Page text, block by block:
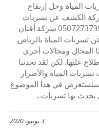
المياة وحل إرتفاع
الكشف عن تسربات
المياة بالرياض 0507273739 شركة أفنان
المياة بالرياض
ومجالات أخرى
عليها. لكن لقد تحدثنا
المياة والأضرار
سنستعرض في هذا الموضوع
يحدث بها تسربات...
3 يونيو، 2020